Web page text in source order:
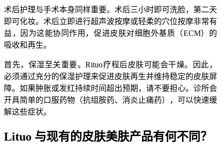
术后护理与手术本身同样重要。术后三小时即可洗脸，第二天
即可化妆。术后立即进行超声波按摩或轻柔的穴位按摩非常有
益，因为这能协同作用，促进皮肤对细胞外基质（ECM）的
吸收和再生。
首先，保湿至关重要。Rituo疗程后皮肤可能会干燥。因此，
必须通过充分的保湿护理来促进皮肤再生并维持稳定的皮肤屏
障。如果肿胀或发红持续时间超出预期，请不要担心。诊所会
开具简单的口服药物（抗组胺药、消炎止痛药），可以快速缓
解这些症状。
Lituo 与现有的皮肤美肤产品有何不同？